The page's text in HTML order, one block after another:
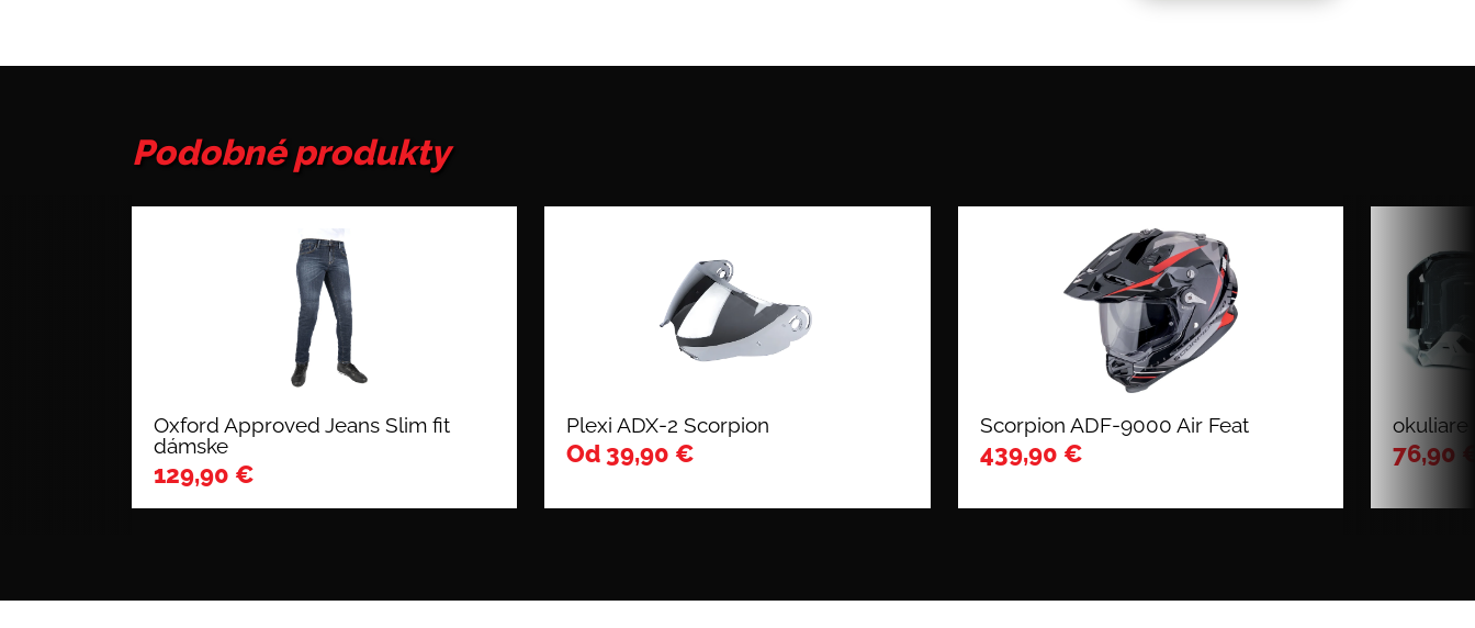
2.1
Podobné produkty
Oxford Approved Jeans Slim fit
dámske
129,90 €
Plexi ADX-2 Scorpion
Od 39,90 €
Scorpion ADF-9000 Air Feat
439,90 €
okuliare
76,90